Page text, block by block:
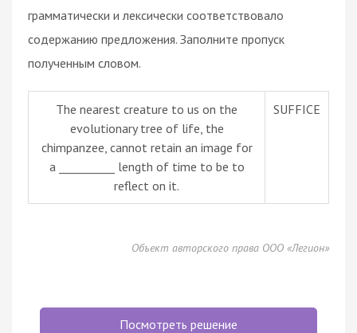
грамматически и лексически соответствовало
содержанию предложения. Заполните пропуск
полученным словом.
The nearest creature to us on the
evolutionary tree of life, the
chimpanzee, cannot retain an image for
a __________ length of time to be to
reflect on it.
SUFFICE
Объект авторского права ООО «Легион»
Посмотреть решение